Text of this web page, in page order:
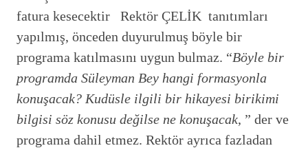
fatura kesecektir Rektör ÇELİK tanıtımları
yapılmış, önceden duyurulmuş böyle bir
programa katılmasını uygun bulmaz. “Böyle bir
programda Süleyman Bey hangi formasyonla
konuşacak? Kudüsle ilgili bir hikayesi birikimi
bilgisi söz konusu değilse ne konuşacak, ” der ve
programa dahil etmez. Rektör ayrıca fazladan